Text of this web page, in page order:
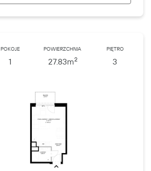
POKOJE
1
POWIERZCHNIA
27.83m2
PIĘTRO
3